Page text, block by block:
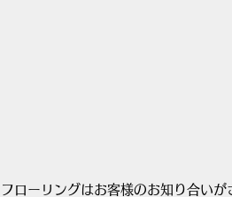
フローリングはお客様のお知り合い